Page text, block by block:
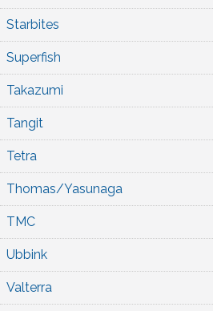
Starbites
Superfish
Takazumi
Tangit
Tetra
Thomas/Yasunaga
TMC
Ubbink
Valterra